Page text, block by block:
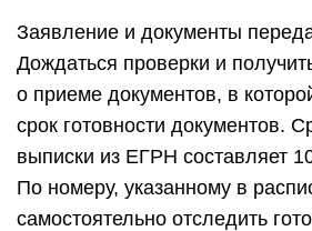
Заявление и документы
Дождаться проверки и
о приеме документов, в
срок готовности документов.
выписки из ЕГРН составляет
По номеру, указанному в
самостоятельно отследить